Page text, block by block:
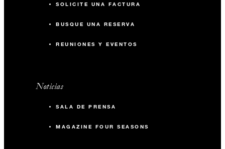
SOLICITE UNA FACTURA
BUSQUE UNA RESERVA
REUNIONES Y EVENTOS
Noticias
SALA DE PRENSA
MAGAZINE FOUR SEASONS